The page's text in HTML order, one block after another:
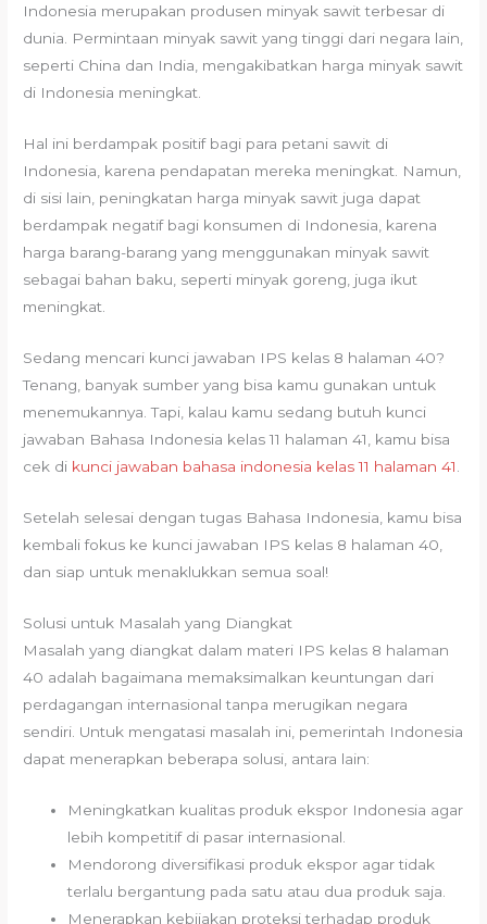
Indonesia merupakan produsen minyak sawit terbesar di
dunia. Permintaan minyak sawit yang tinggi dari negara lain,
seperti China dan India, mengakibatkan harga minyak sawit
di Indonesia meningkat.
Hal ini berdampak positif bagi para petani sawit di
Indonesia, karena pendapatan mereka meningkat. Namun,
di sisi lain, peningkatan harga minyak sawit juga dapat
berdampak negatif bagi konsumen di Indonesia, karena
harga barang-barang yang menggunakan minyak sawit
sebagai bahan baku, seperti minyak goreng, juga ikut
meningkat.
Sedang mencari kunci jawaban IPS kelas 8 halaman 40?
Tenang, banyak sumber yang bisa kamu gunakan untuk
menemukannya. Tapi, kalau kamu sedang butuh kunci
jawaban Bahasa Indonesia kelas 11 halaman 41, kamu bisa
cek di kunci jawaban bahasa indonesia kelas 11 halaman 41
Setelah selesai dengan tugas Bahasa Indonesia, kamu bisa
kembali fokus ke kunci jawaban IPS kelas 8 halaman 40,
dan siap untuk menaklukkan semua soal!
Solusi untuk Masalah yang Diangkat
Masalah yang diangkat dalam materi IPS kelas 8 halaman
40 adalah bagaimana memaksimalkan keuntungan dari
perdagangan internasional tanpa merugikan negara
sendiri. Untuk mengatasi masalah ini, pemerintah Indonesia
dapat menerapkan beberapa solusi, antara lain:
Meningkatkan kualitas produk ekspor Indonesia agar
lebih kompetitif di pasar internasional.
Mendorong diversifikasi produk ekspor agar tidak
terlalu bergantung pada satu atau dua produk saja.
Menerapkan kebijakan proteksi terhadap produk